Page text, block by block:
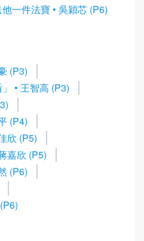
一件法寶 • 吳穎芯 (P6)
(P3)
• 王智高 (P3)
(P4)
欣 (P5)
嘉欣 (P5)
(P6)